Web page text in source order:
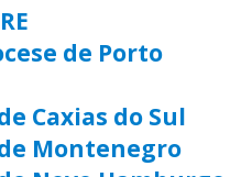
de Porto
Caxias do Sul
Montenegro